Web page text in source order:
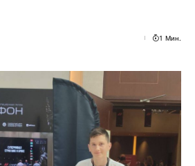
1 Мин.